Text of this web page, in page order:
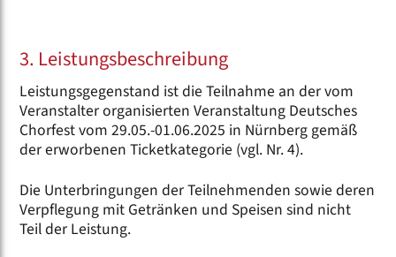
3. Leistungsbeschreibung
Leistungsgegenstand ist die Teilnahme an der vom
Veranstalter organisierten Veranstaltung Deutsches
Chorfest vom 29.05.-01.06.2025 in Nürnberg gemäß
der erworbenen Ticketkategorie (vgl. Nr. 4).
Die Unterbringungen der Teilnehmenden sowie deren
Verpflegung mit Getränken und Speisen sind nicht
Teil der Leistung.